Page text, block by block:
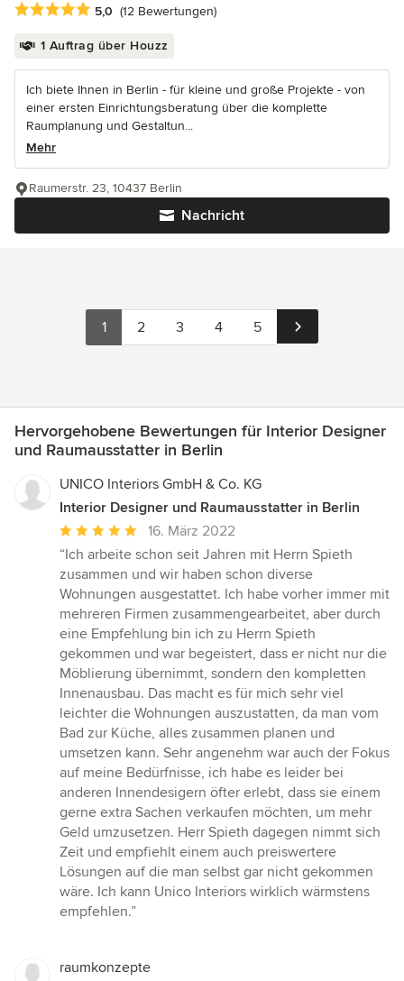
Durchschnittliche Bewertung: 5 von 5 Sternen
5,0 (12 Bewertungen)
1 Auftrag über Houzz
Ich biete Ihnen in Berlin - für kleine und große Projekte - von
einer ersten Einrichtungsberatung über die komplette
Raumplanung und Gestaltun...
Mehr
Nachricht
Raumerstr. 23, 10437 Berlin
1 2 3 4 5
Hervorgehobene Bewertungen für Interior Designer
und Raumausstatter in Berlin
UNICO Interiors GmbH & Co. KG
Interior Designer und Raumausstatter in Berlin
Durchschnittliche
Bewertung:
5
von
5
Sternen
16. März 2022
“Ich arbeite schon seit Jahren mit Herrn Spieth
zusammen und wir haben schon diverse
Wohnungen ausgestattet. Ich habe vorher immer mit
mehreren Firmen zusammengearbeitet, aber durch
eine Empfehlung bin ich zu Herrn Spieth
gekommen und war begeistert, dass er nicht nur die
Möblierung übernimmt, sondern den kompletten
Innenausbau. Das macht es für mich sehr viel
leichter die Wohnungen auszustatten, da man vom
Bad zur Küche, alles zusammen planen und
umsetzen kann. Sehr angenehm war auch der Fokus
auf meine Bedürfnisse, ich habe es leider bei
anderen Innendesigern öfter erlebt, dass sie einem
gerne extra Sachen verkaufen möchten, um mehr
Geld umzusetzen. Herr Spieth dagegen nimmt sich
Zeit und empfiehlt einem auch preiswertere
Lösungen auf die man selbst gar nicht gekommen
wäre. Ich kann Unico Interiors wirklich wärmstens
empfehlen.”
raumkonzepte